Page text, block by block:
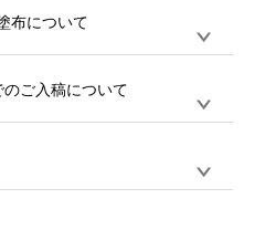
ールをご利用ください)
だき調整をお願い致します。
に割引(最大50%)が適用され
イント】購入金額の1％が1ポ
与され、次回ご注文時に1ポイ
お使いいただけます。ポイン
日に付与され、次回ご注文時
す。ポイントの有効期限は一
員ランク】過去10カ月のご注
ランク割引(最大5%)が適用
布について
】カラー生地（Tシャツのホ
ッグのナチュラル、ホワイト
トを定着させるための処理剤
短納期・低価格で商品をお届
ご入稿について
データも該当デザインのみ画
に変換、またはAdobe